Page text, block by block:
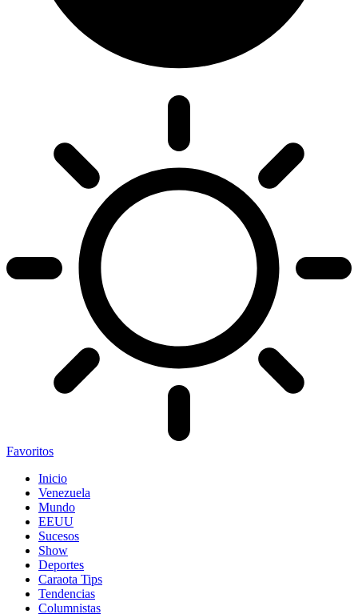
Favoritos
Inicio
Venezuela
Mundo
EEUU
Sucesos
Show
Deportes
Caraota Tips
Tendencias
Columnistas